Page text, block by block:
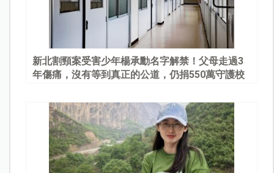
新北割頸案受害少年楊承勳名字解禁！父母走過3
年傷痛，沒有等到真正的公道，仍捐550萬守護校